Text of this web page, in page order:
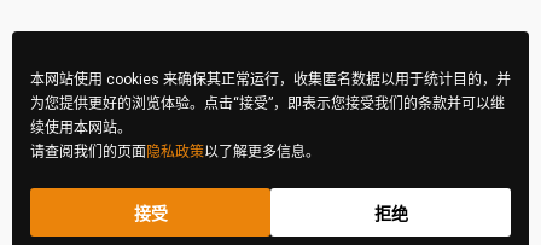
FIBA 摄影大赛 © 2026 版权所有
本网站使用 cookies 来确保其正常运行，收集匿名数据以用于统计目的，并
为您提供更好的浏览体验。点击“接受”，即表示您接受我们的条款并可以继
续使用本网站。
请查阅我们的页面 隐私政策以了解更多信息。
接受 拒绝